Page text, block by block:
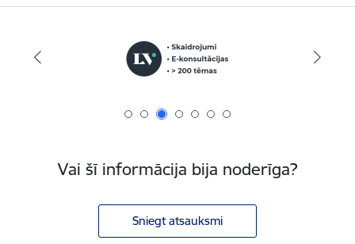
Vai šī informācija bija noderīga?
Sniegt atsauksmi